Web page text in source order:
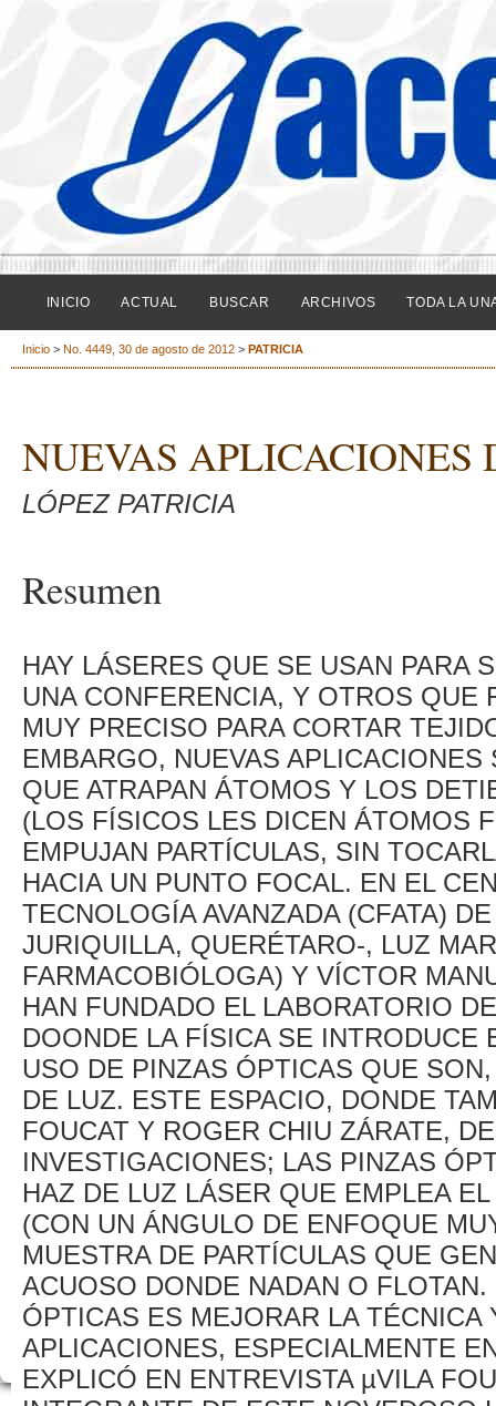
INICIO ACTUAL BUSCAR ARCHIVOS TODA LA
Inicio > No. 4449, 30 de agosto de 2012 > PATRICIA
NUEVAS APLICACIONES
LÓPEZ PATRICIA
Resumen
HAY LÁSERES QUE SE USAN PARA
UNA CONFERENCIA, Y OTROS QUE
MUY PRECISO PARA CORTAR
EMBARGO, NUEVAS
QUE ATRAPAN ÁTOMOS Y LOS
(LOS FÍSICOS LES DICEN ÁTOMOS
EMPUJAN PARTÍCULAS, SIN
HACIA UN PUNTO FOCAL. EN EL
TECNOLOGÍA AVANZADA (CFATA)
JURIQUILLA, QUERÉTARO-, LUZ
FARMACOBIÓLOGA) Y VÍCTOR
HAN FUNDADO EL LABORATORIO
DOONDE LA FÍSICA SE
USO DE PINZAS ÓPTICAS QUE
DE LUZ. ESTE ESPACIO, DONDE
FOUCAT Y ROGER CHIU ZÁRATE,
INVESTIGACIONES; LAS PINZAS
HAZ DE LUZ LÁSER QUE EMPLEA
(CON UN ÁNGULO DE ENFOQUE
MUESTRA DE PARTÍCULAS QUE
ACUOSO DONDE NADAN O
ÓPTICAS ES MEJORAR LA TÉCNICA
APLICACIONES, ESPECIALMENTE
EXPLICÓ EN ENTREVISTA µVILA